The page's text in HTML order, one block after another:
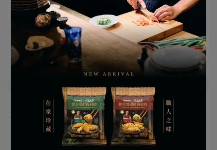
文章分類 舒肥嫩雞胸
所有文章主題
奇美創意食譜